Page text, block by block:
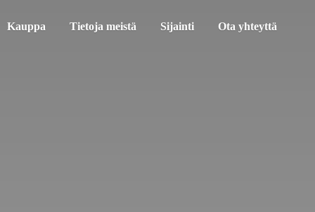
Kauppa Tietoja meistä Sijainti Ota yhteyttä